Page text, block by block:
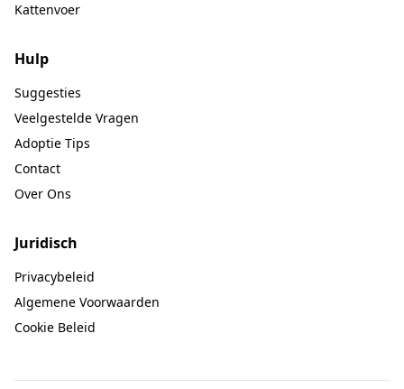
Kattenvoer
Hulp
Suggesties
Veelgestelde Vragen
Adoptie Tips
Contact
Over Ons
Juridisch
Privacybeleid
Algemene Voorwaarden
Cookie Beleid